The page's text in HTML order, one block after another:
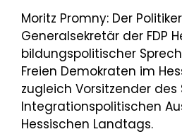
Moritz Promny: Der
Generalsekretär der FDP
bildungspolitischer
Freien Demokraten im
zugleich Vorsitzender des
Integrationspolitischen
Hessischen Landtags.